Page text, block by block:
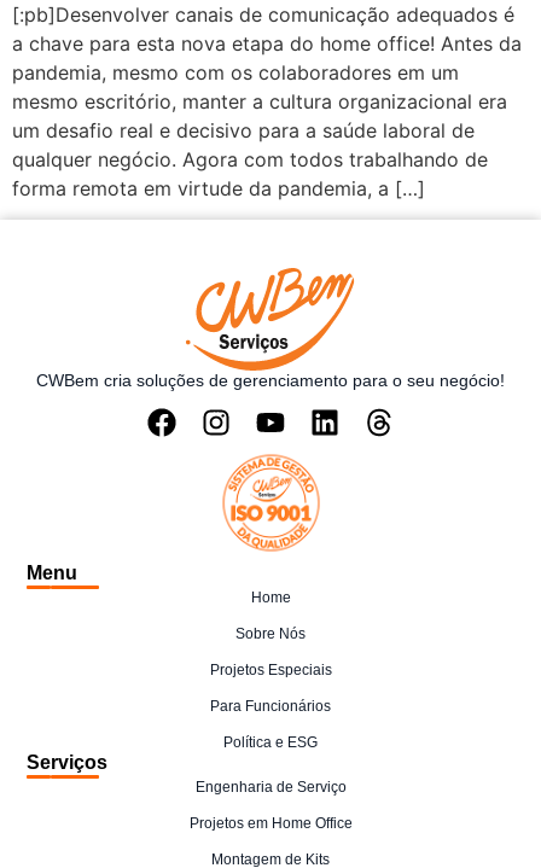
[:pb]Desenvolver canais de comunicação adequados é
a chave para esta nova etapa do home office! Antes da
pandemia, mesmo com os colaboradores em um
mesmo escritório, manter a cultura organizacional era
um desafio real e decisivo para a saúde laboral de
qualquer negócio. Agora com todos trabalhando de
forma remota em virtude da pandemia, a […]
CWBem cria soluções de gerenciamento para o seu negócio!
Menu
Home
Sobre Nós
Projetos Especiais
Para Funcionários
Política e ESG
Serviços
Engenharia de Serviço
Projetos em Home Office
Montagem de Kits